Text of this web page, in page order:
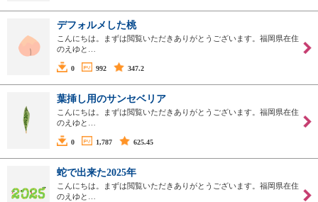
デフォルメした桃
こんにちは。まずは閲覧いただきありがとうございます。福岡県在住
のえゆと…
0 992 347.2
葉挿し用のサンセベリア
こんにちは。まずは閲覧いただきありがとうございます。福岡県在住
のえゆと…
0 1,787 625.45
蛇で出来た2025年
こんにちは。まずは閲覧いただきありがとうございます。福岡県在住
のえゆと…